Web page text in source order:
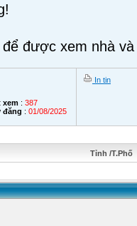
để được xem nhà
xem : 387
đăng : 01/08/2025
In tin
Tỉnh /T.Phố